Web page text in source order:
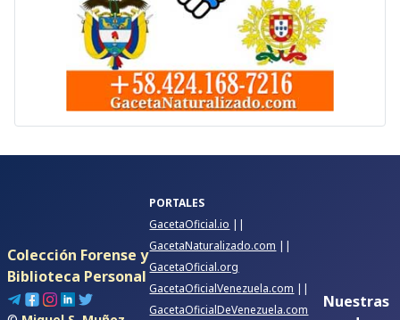
Colección Forense y
Biblioteca Personal
PORTALES
GacetaOficial.io ||
GacetaNaturalizado.com ||
GacetaOficial.org
GacetaOficialVenezuela.com ||
GacetaOficialDeVenezuela.com
Nuestras